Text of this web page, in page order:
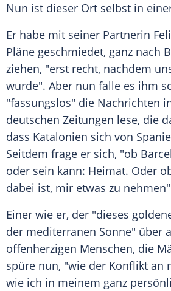
Nun ist dieser Ort selbst in
Er habe mit seiner Partnerin
Pläne geschmiedet, ganz nach
ziehen, "erst recht, nachdem
wurde". Aber nun falle es ihm
"fassungslos" die Nachrichten
deutschen Zeitungen lese, die
dass Katalonien sich von
Seitdem frage er sich, "ob
oder sein kann: Heimat. Oder
dabei ist, mir etwas zu
Einer wie er, der "dieses
der mediterranen Sonne" über
offenherzigen Menschen, die
spüre nun, "wie der Konflikt an
wie ich in meinem ganz